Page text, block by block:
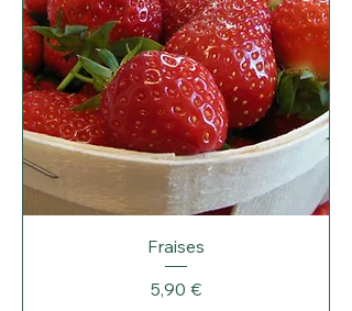
Fraises
Prix
5,90 €